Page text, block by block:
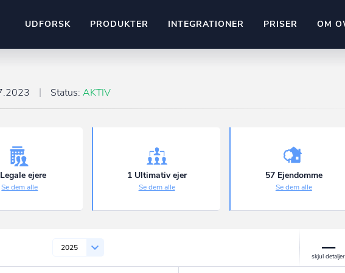
UDFORSK PRODUKTER
dig opdateret og compliant
Pipeline
strøm til dit nysalg
salgsklare kundeemner
INTEGRATIONER
Kun fantasien sætter grænsen
Ownr ajour goes supersonic
PRISER OM
Status: AKTIV
ejere
Se dem alle
1 Ultimativ ejer
Se dem alle
57 Ejendomme
Se dem alle
2025